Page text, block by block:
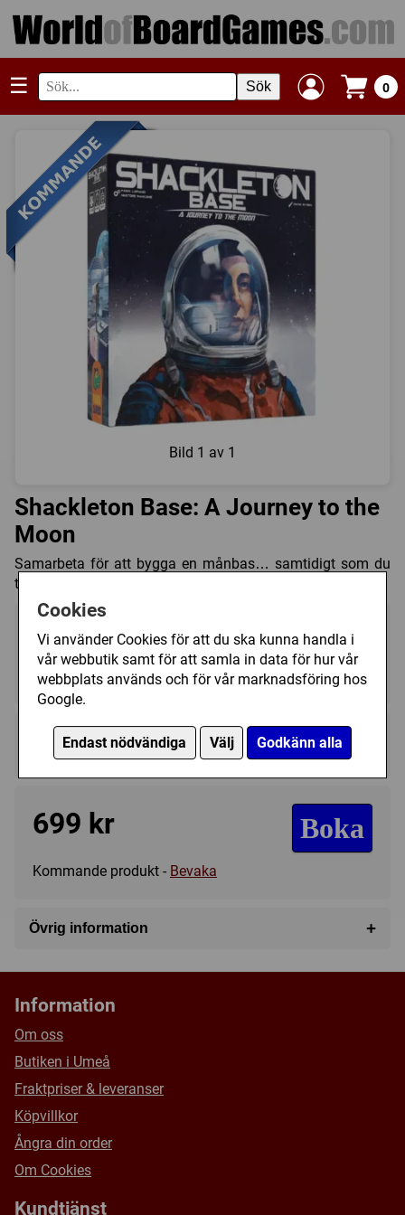
Cookies
Vi använder Cookies för att du ska kunna handla i
vår webbutik samt för att samla in data för hur vår
webbplats används och för vår marknadsföring hos
Google.
Endast nödvändiga Välj Godkänn alla
☰ Sök 0
Bild 1 av 1
Shackleton Base: A Journey to the
Moon
Samarbeta för att bygga en månbas… samtidigt som du
tävlar om inflytande och poäng för ditt företag.
1 - 4 60 - 120 (min) 14+
Regelspråk:
★★★★★★★★★★
★★★★★★★★★★
699 kr Boka
Kommande produkt - Bevaka
Övrig information +
för 1 spelare
Tillverkare:
Länkar: BoardGameGeek
Försälj. rank:14588/18139
Information
Om oss
Butiken i Umeå
Fraktpriser & leveranser
Köpvillkor
Ångra din order
Om Cookies
Kundtjänst